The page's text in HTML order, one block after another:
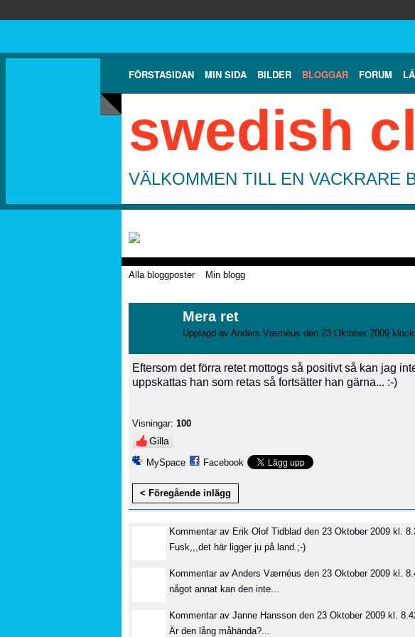
FÖRSTASIDAN MIN SIDA BILDER BLOGGAR FORUM
swedish
VÄLKOMMEN TILL EN VACKRARE
Alla bloggposter Min blogg
Mera ret
Upplagd av Anders Værnéus den 23 Oktober 2009
Eftersom det förra retet mottogs så positivt så kan jag
uppskattas han som retas så fortsätter han gärna... :-)
Visningar: 100
Gilla
MySpace Facebook
< Föregående inlägg
Kommentar av Erik Olof Tidblad den 23 Oktober 2009 kl.
Fusk,,,det här ligger ju på land.;-)
Kommentar av Anders Værnéus den 23 Oktober 2009 kl.
något annat kan den inte...
Kommentar av Janne Hansson den 23 Oktober 2009 kl.
Är den lång måhända?...